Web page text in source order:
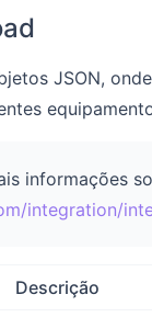
JSON,
informações
integration/
Descrição